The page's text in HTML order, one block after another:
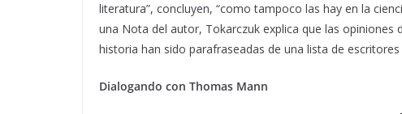
literatura”, concluyen, “como tampoco las hay en la
una Nota del autor, Tokarczuk explica que las
historia han sido parafraseadas de una lista de
Dialogando con Thomas Mann